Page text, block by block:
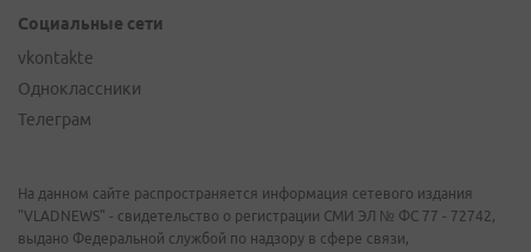
Социальные сети
vkontakte
Одноклассники
Телеграм
На данном сайте распространяется информация сетевого издания
"VLADNEWS" - свидетельство о регистрации СМИ ЭЛ № ФС 77 - 72742,
выдано Федеральной службой по надзору в сфере связи,